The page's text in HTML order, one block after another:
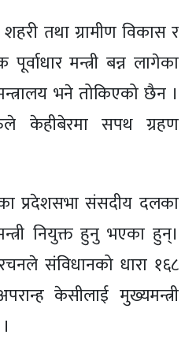
तथा ग्रामीण विकास र
मन्त्री बन्न लागेका
भने तोकिएको छैन ।
केहीबेरमा सपथ ग्रहण
प्रदेशसभा संसदीय दलका
नियुक्त हुनु भएका हुन्।
संविधानको धारा १६८
केसीलाई मुख्यमन्त्री